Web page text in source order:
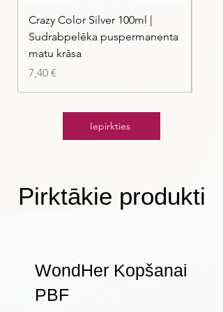
Crazy Color Silver 100ml |
Sudrabpelēka puspermanenta
matu krāsa
Cena
7,40 €
Iepirkties
Pirktākie produkti
WondHer Kopšanai
PBF